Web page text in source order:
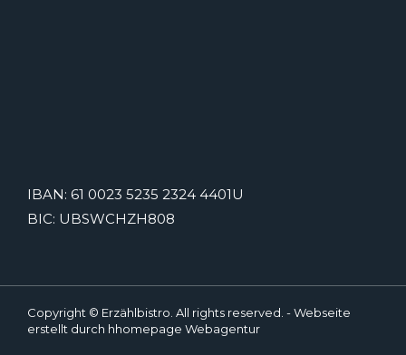
IBAN: 61 0023 5235 2324 4401U
BIC: UBSWCHZH808
Copyright © Erzählbistro. All rights reserved. -Webseite
erstellt durch hhomepage Webagentur